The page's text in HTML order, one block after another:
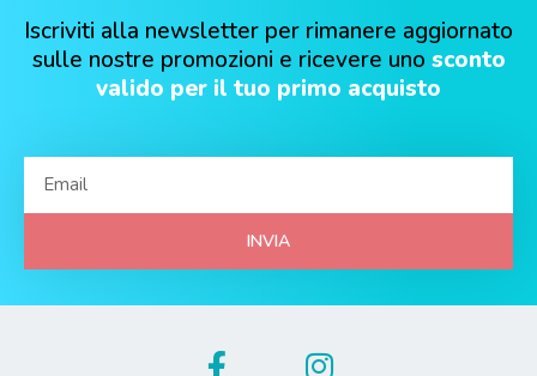
Iscriviti alla newsletter per rimanere aggiornato
sulle nostre promozioni e ricevere uno sconto
valido per il tuo primo acquisto
INVIA